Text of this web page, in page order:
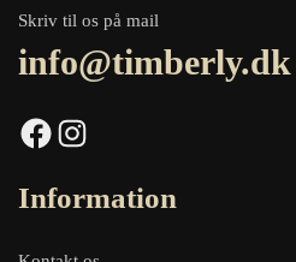
Skriv til os på mail
info@timberly.dk
Facebook Instagram
Information